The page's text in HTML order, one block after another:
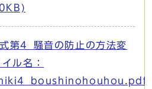
第4_騒音の防止の方法変
ル名：